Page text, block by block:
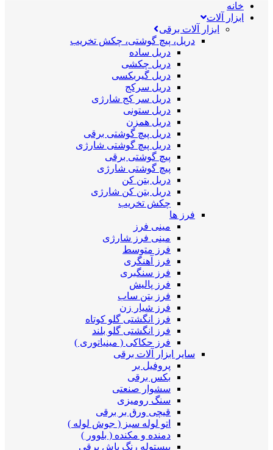
خانه
ابزار آلات
ابزار آلات برقی
دریل، پیچ گوشتی، چکش تخریب
دریل ساده
دریل چکشی
دریل گیربکسی
دریل سرکج
دریل سر کج شارژی
دریل ستونی
دریل همزن
دریل پیچ گوشتی برقی
دریل پیچ گوشتی شارژی
پیچ گوشتی برقی
پیچ گوشتی شارژی
دریل بتن کن
دریل بتن کن شارژی
چکش تخریب
فرز ها
مینی فرز
مینی فرز شارژی
فرز متوسط
فرز آهنگری
فرز سنگبری
فرز پالیش
فرز بتن ساب
فرز شیار زن
فرز انگشتی گلو کوتاه
فرز انگشتی گلو بلند
فرز حکاکی ( مینیاتوری )
سایر ابزار آلات برقی
پروفیل بر
بکس برقی
سشوار صنعتی
سنگ رومیزی
قیچی ورق بر برقی
اتو لوله سبز ( جوش لوله )
دمنده و مکنده ( بلوور )
پیستوله رنگ پاش برقی